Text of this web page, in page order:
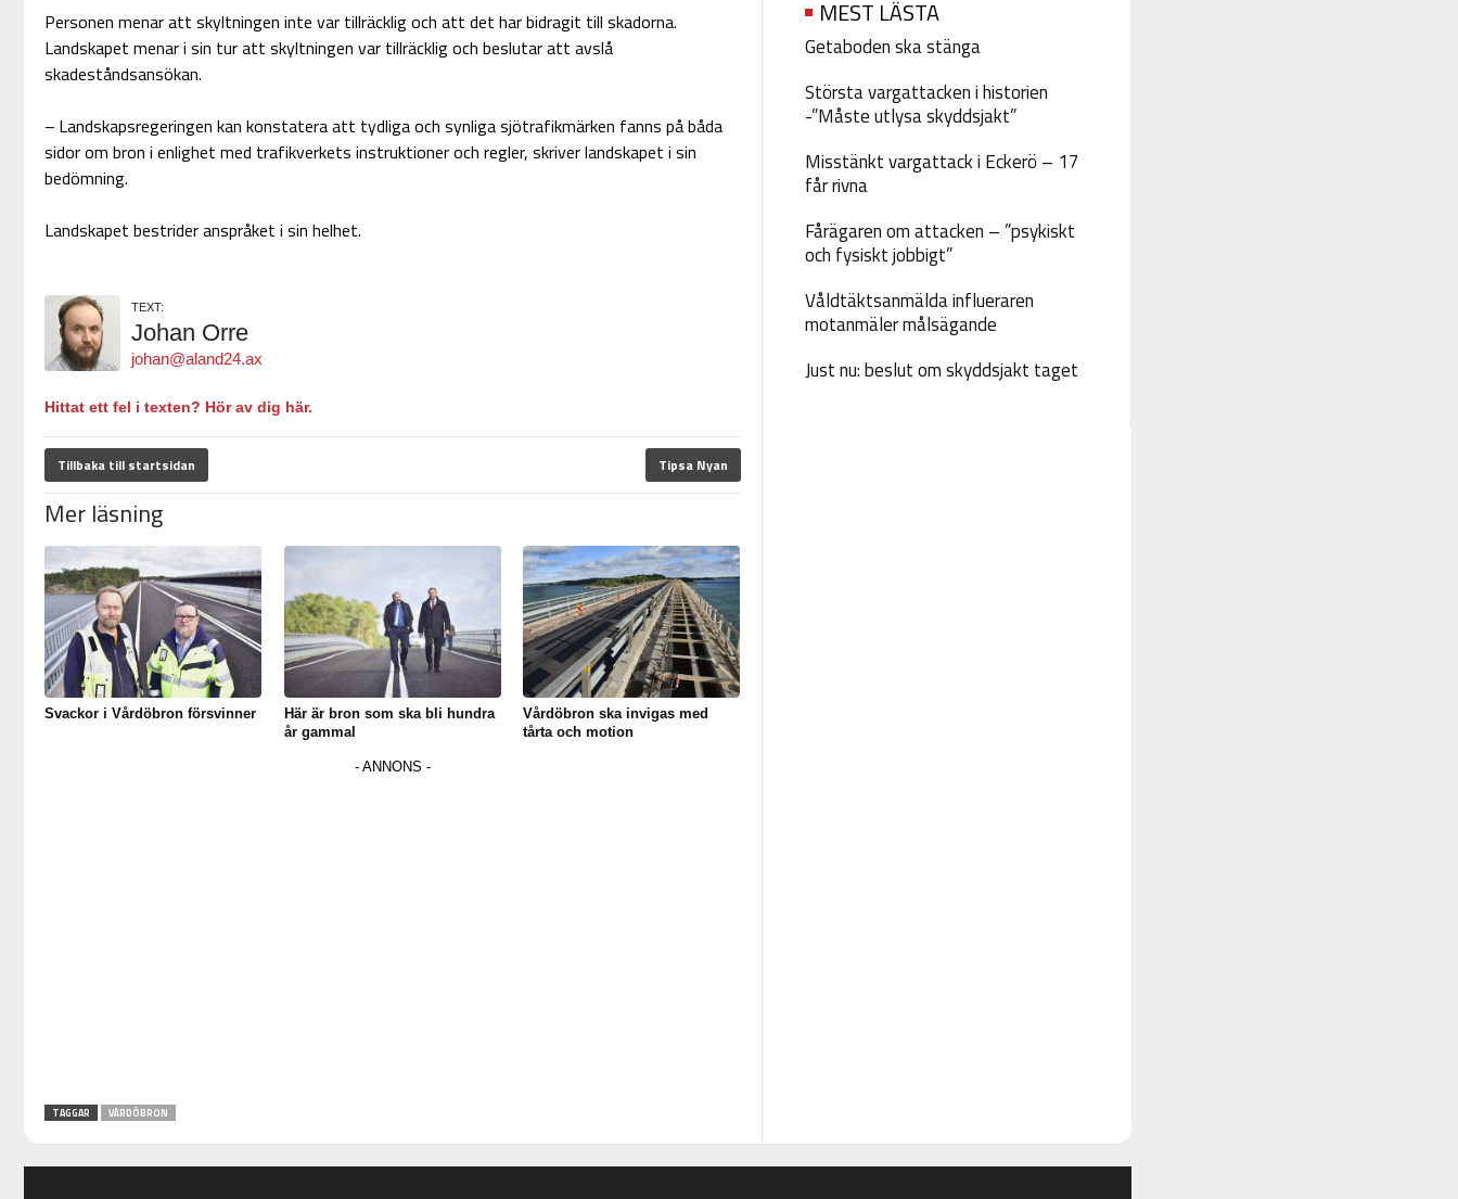
Personen menar att skyltningen inte var tillräcklig och att det har bidragit till skadorna.
Landskapet menar i sin tur att skyltningen var tillräcklig och beslutar att avslå
skadeståndsansökan.
– Landskapsregeringen kan konstatera att tydliga och synliga sjötrafikmärken fanns på båda
sidor om bron i enlighet med trafikverkets instruktioner och regler, skriver landskapet i sin
bedömning.
Landskapet bestrider anspråket i sin helhet.
TEXT:
Johan Orre
johan@aland24.ax
Hittat ett fel i texten? Hör av dig här.
Tillbaka till startsidan Tipsa Nyan
Mer läsning
Svackor i Vårdöbron försvinner
Här är bron som ska bli hundra
år gammal
Vårdöbron ska invigas med
tårta och motion
TAGGAR VÅRDÖBRON
MEST LÄSTA
Getaboden ska stänga
Största vargattacken i historien
-”Måste utlysa skyddsjakt”
Misstänkt vargattack i Eckerö – 17
får rivna
Fårägaren om attacken – ”psykiskt
och fysiskt jobbigt”
Våldtäktsanmälda influeraren
motanmäler målsägande
Just nu: beslut om skyddsjakt taget